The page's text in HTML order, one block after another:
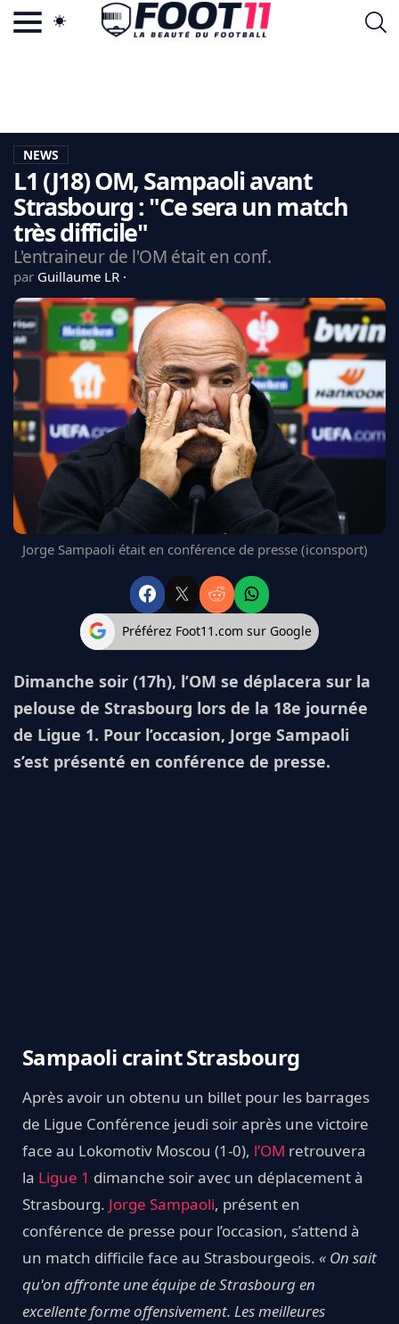
LA CHARTE
VIE PRIVÉE
CGU
CONTACTEZ-NOUS
CDM 2026
EDF
PSG
REAL MADRID
FC BARCELONE
MANCHESTER UNITED
CHELSEA
ARSENAL
BAYERN
L'AVIS DE LA RÉDAC'
NEWS
L1 (J18) OM, Sampaoli avant
Strasbourg : "Ce sera un match
très difficile"
L'entraineur de l'OM était en conf.
par Guillaume LR
Jorge Sampaoli était en conférence de presse (iconsport)
Préférez Foot11.com sur Google
Dimanche soir (17h), l’OM se déplacera sur la
pelouse de Strasbourg lors de la 18e journée
de Ligue 1. Pour l’occasion, Jorge Sampaoli
s’est présenté en conférence de presse.
Sampaoli craint Strasbourg
Après avoir un obtenu un billet pour les barrages
de Ligue Conférence jeudi soir après une victoire
face au Lokomotiv Moscou (1-0), l’OM retrouvera
la Ligue 1 dimanche soir avec un déplacement à
Strasbourg. Jorge Sampaoli, présent en
conférence de presse pour l’occasion, s’attend à
un match difficile face au Strasbourgeois. « On sait
qu'on affronte une équipe de Strasbourg en
excellente forme offensivement. Les meilleures